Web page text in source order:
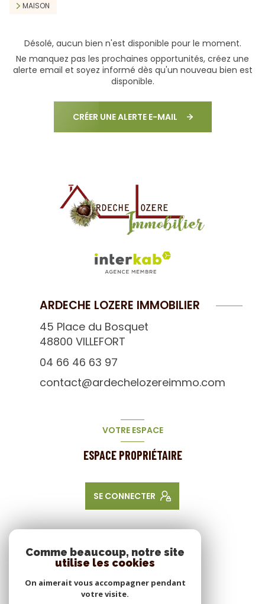
MAISON
Désolé, aucun bien n'est disponible pour le moment.
Ne manquez pas les prochaines opportunités, créez une
alerte email et soyez informé dès qu'un nouveau bien est
disponible.
CRÉER UNE ALERTE E-MAIL
ARDECHE LOZERE IMMOBILIER
45 Place du Bosquet
48800 VILLEFORT
04 66 46 63 97
contact@ardechelozereimmo.com
VOTRE ESPACE
ESPACE PROPRIÉTAIRE
SE CONNECTER
NOUS SUIVRE
Comme beaucoup, notre site
utilise les cookies
On aimerait vous accompagner pendant
votre visite.